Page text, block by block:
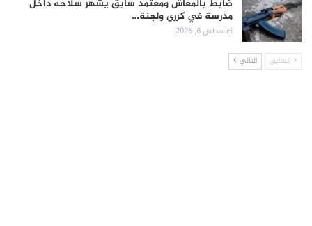
ضابط بالمعاش ومعتمد سابق يشهر سلاحه داخل
مدرسة في كرري ولجنة…
أغسطس 8, 2026
السابق التالي